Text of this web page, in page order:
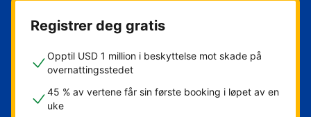
Registrer deg gratis
Opptil USD 1 million i beskyttelse mot skade på
overnattingsstedet
45 % av vertene får sin første booking i løpet av en
uke